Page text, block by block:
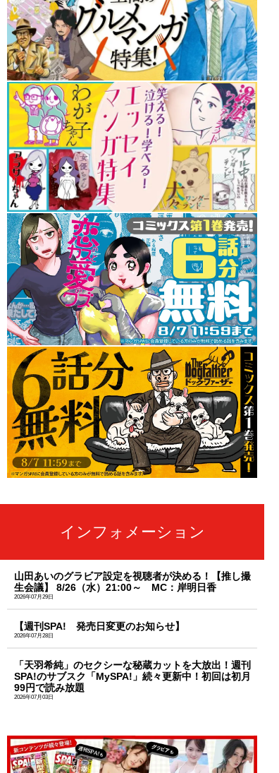
インフォメーション
山田あいのグラビア設定を視聴者が決める！【推し撮
生会議】 8/26（水）21:00～ MC：岸明日香
2026年07月29日
【週刊SPA! 発売日変更のお知らせ】
2026年07月28日
「天羽希純」のセクシーな秘蔵カットを大放出！週刊
SPA!のサブスク「MySPA!」続々更新中！初回は初月
99円で読み放題
2026年07月03日